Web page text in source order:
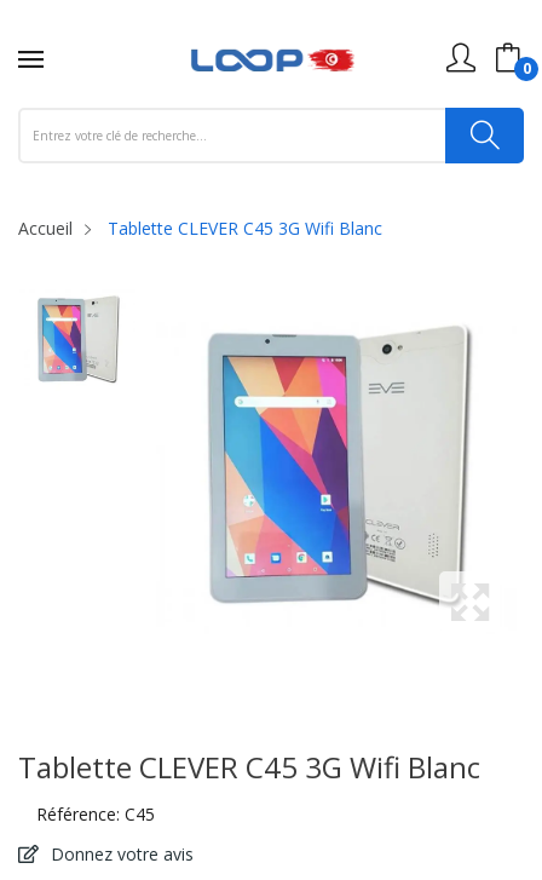
0
Accueil Tablette CLEVER C45 3G Wifi Blanc
Tablette CLEVER C45 3G Wifi Blanc
Référence: C45
Donnez votre avis